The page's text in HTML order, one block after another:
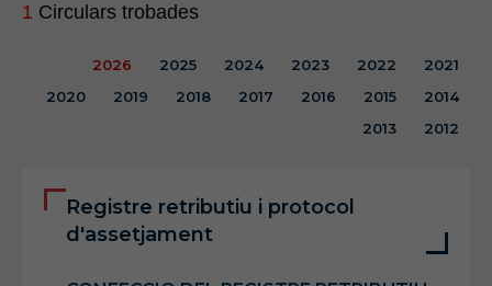
1 Circulars trobades
2026 2025 2024 2023 2022
2021
2020
2019 2018 2017 2016 2015
2014
2013
2012
Registre retributiu i protocol
d'assetjament